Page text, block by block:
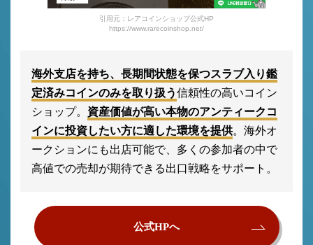
引用元：レアコインショップ公式HP
https://www.rarecoinshop.net/
海外支店を持ち、長期間状態を保つスラブ入り鑑
定済みコインのみを取り扱う信頼性の高いコイン
ショップ。 資産価値が高い本物のアンティークコ
インに投資したい方に適した環境を提供。海外オ
ークションにも出店可能で、多くの参加者の中で
高値での売却が期待できる出口戦略をサポート。
公式HPへ